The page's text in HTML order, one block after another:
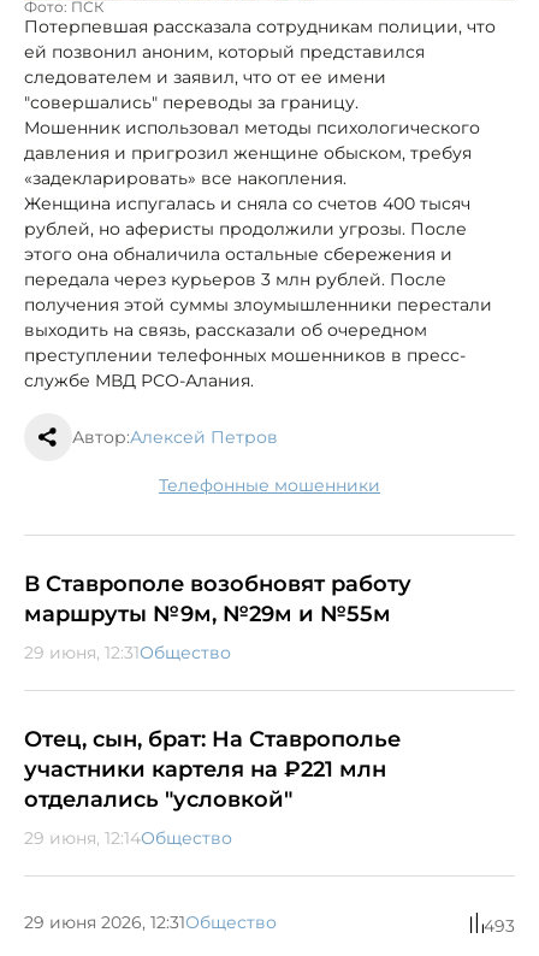
Фото: ПСК
Потерпевшая рассказала сотрудникам полиции, что
ей позвонил аноним, который представился
следователем и заявил, что от ее имени
"совершались" переводы за границу.
Мошенник использовал методы психологического
давления и пригрозил женщине обыском, требуя
«задекларировать» все накопления.
Женщина испугалась и сняла со счетов 400 тысяч
рублей, но аферисты продолжили угрозы. После
этого она обналичила остальные сбережения и
передала через курьеров 3 млн рублей. После
получения этой суммы злоумышленники перестали
выходить на связь, рассказали об очередном
преступлении телефонных мошенников в пресс-
службе МВД РСО-Алания.
Автор:Алексей Петров
телефонные мошенники
В Ставрополе возобновят работу
маршруты №9м, №29м и №55м
29 июня, 12:31Общество
Отец, сын, брат: На Ставрополье
участники картеля на ₽221 млн
отделались "условкой"
29 июня, 12:14Общество
29 июня 2026, 12:31Общество 493